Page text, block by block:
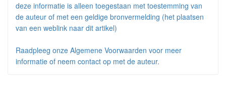
deze informatie is alleen toegestaan met toestemming van
de auteur of met een geldige bronvermelding (het plaatsen
van een weblink naar dit artikel)
Raadpleeg onze Algemene Voorwaarden voor meer
informatie of neem contact op met de auteur.